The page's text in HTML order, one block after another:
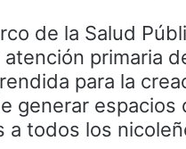
de la Salud
atención primaria
para la
generar
a todos los